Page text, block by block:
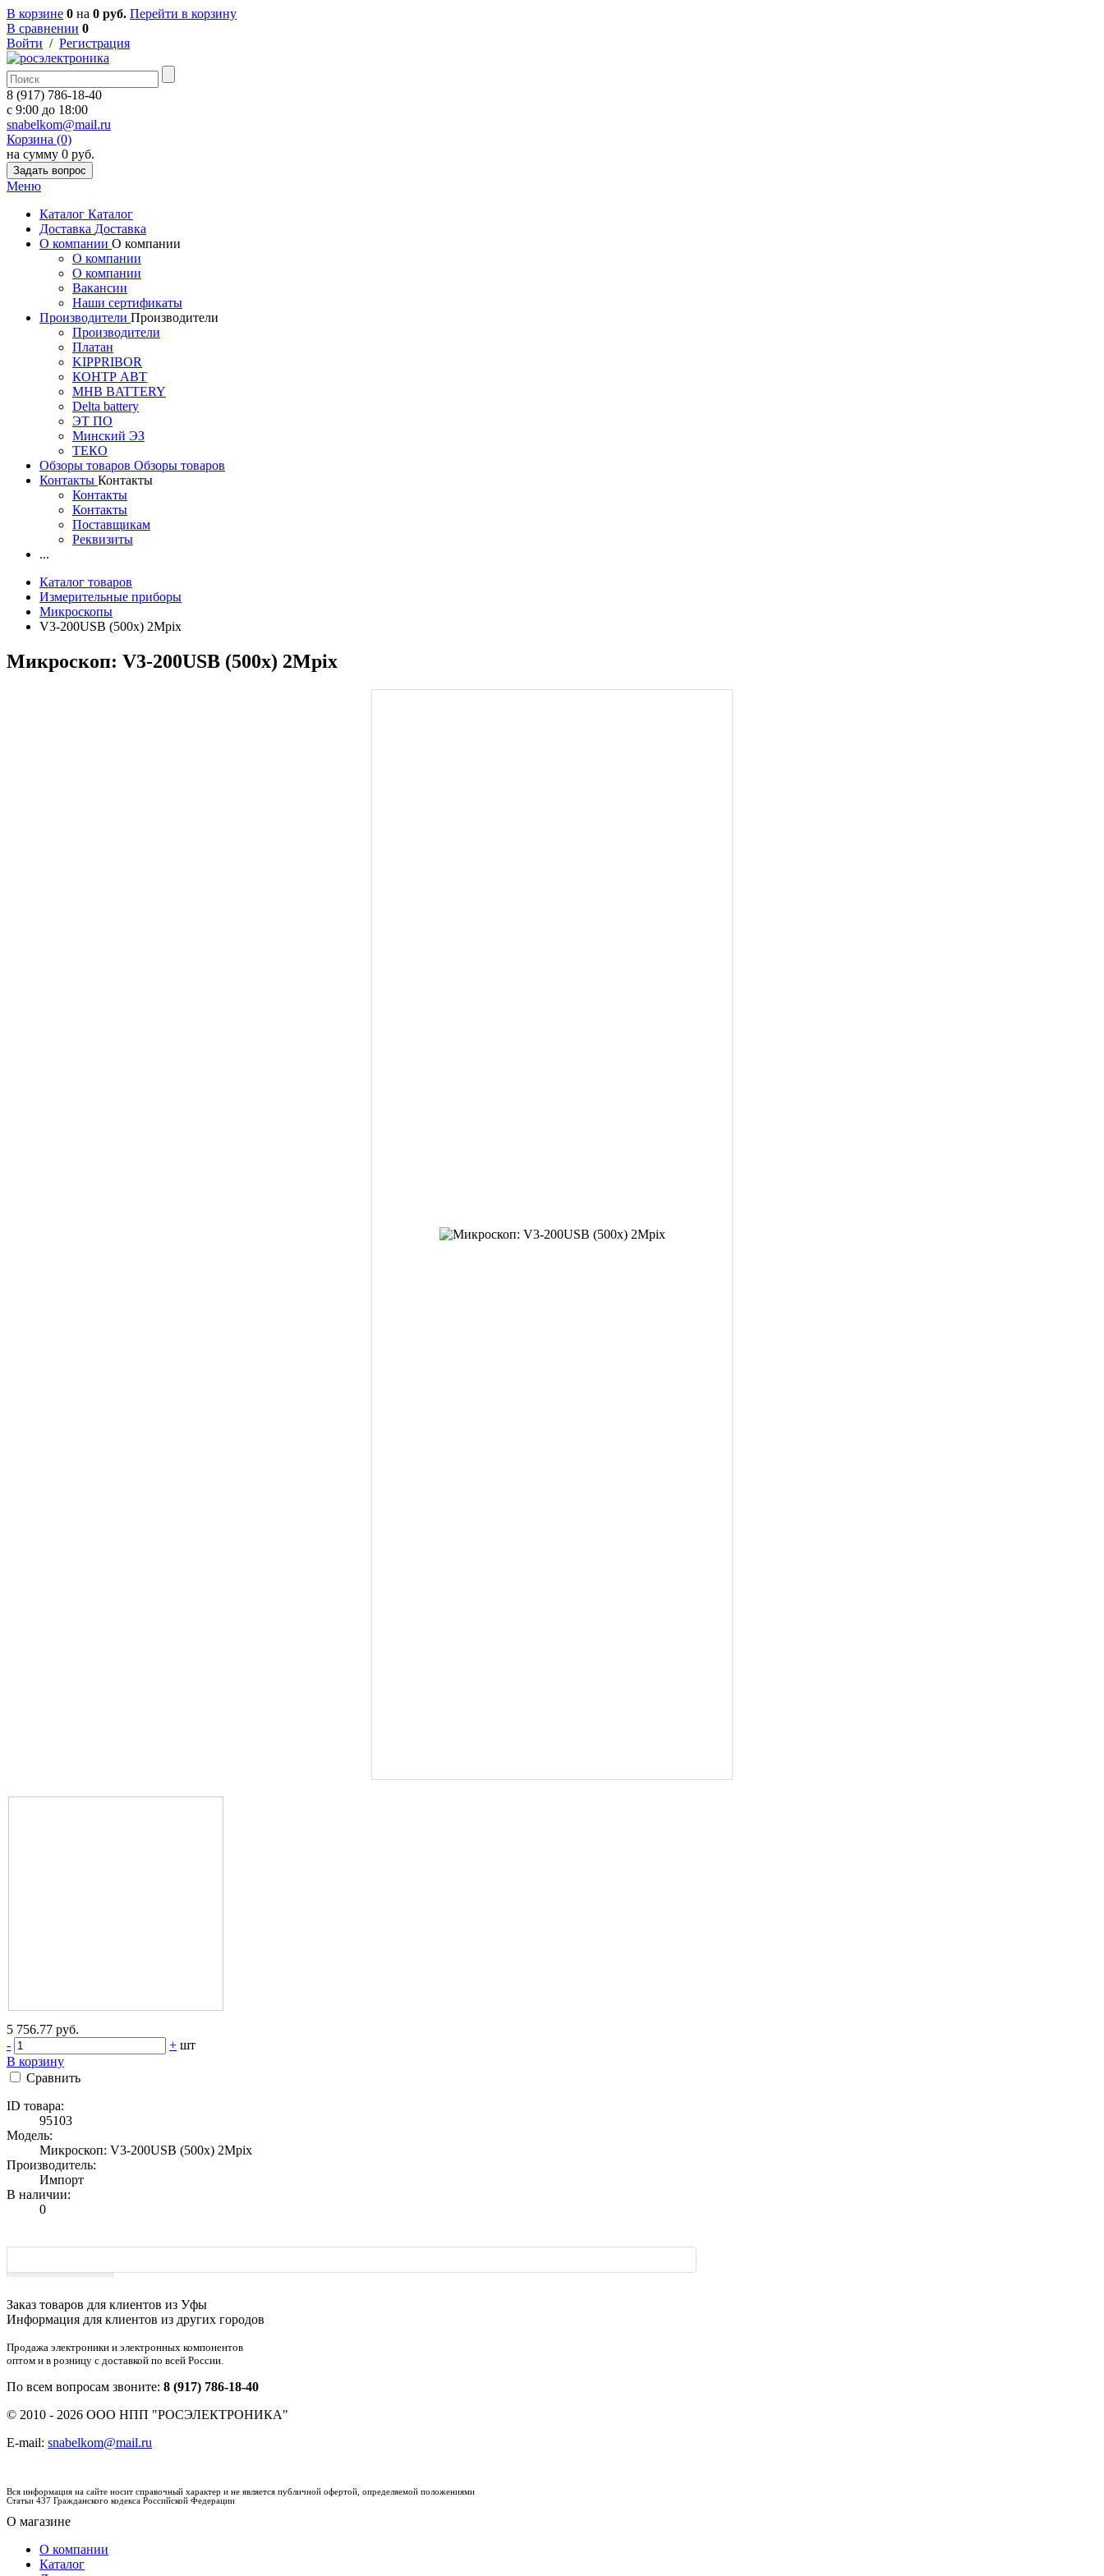
В корзине 0 на 0 руб. Перейти в корзину
В сравнении 0
Войти / Регистрация
8 (917) 786-18-40
c 9:00 до 18:00
snabelkom@mail.ru
Корзина (0)
на сумму 0 руб.
Задать вопрос
Меню
Каталог Каталог
Доставка Доставка
О компании О компании
О компании
О компании
Вакансии
Наши сертификаты
Производители Производители
Производители
Платан
KIPPRIBOR
КОНТР АВТ
MHB BATTERY
Delta battery
ЭT ПО
Минский ЭЗ
ТЕКО
Обзоры товаров Обзоры товаров
Контакты Контакты
Контакты
Контакты
Поставщикам
Реквизиты
...
Каталог товаров
Измерительные приборы
Микроскопы
V3-200USB (500x) 2Mpix
Микроскоп: V3-200USB (500x) 2Mpix
5 756.77 руб.
-
+ шт
В корзину
Сравнить
ID товара:
95103
Модель:
Микроскоп: V3-200USB (500x) 2Mpix
Производитель:
Импорт
В наличии:
0
Заказ товаров для клиентов из Уфы
Информация для клиентов из других городов
Продажа электроники и электронных компонентов
оптом и в розницу с доставкой по всей России.
По всем вопросам звоните: 8 (917) 786-18-40
© 2010 - 2026 ООО НПП "РОСЭЛЕКТРОНИКА"
E-mail: snabelkom@mail.ru
Вся информация на сайте носит справочный характер и не является публичной офертой, определяемой положениями
Статьи 437 Гражданского кодекса Российской Федерации
О магазине
О компании
Каталог